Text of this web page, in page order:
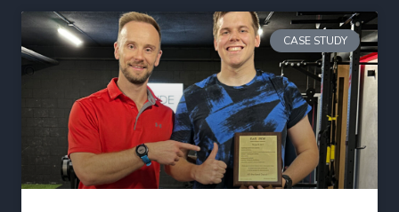
CASE STUDY